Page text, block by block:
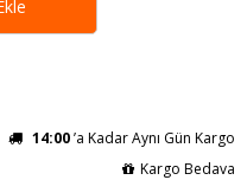
14:00’a Kadar Aynı Gün Kargo
Kargo Bedava